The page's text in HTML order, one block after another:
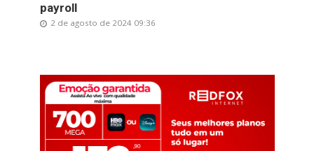
payroll
2 de agosto de 2024 09:36